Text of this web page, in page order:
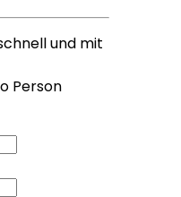
und mit
Person